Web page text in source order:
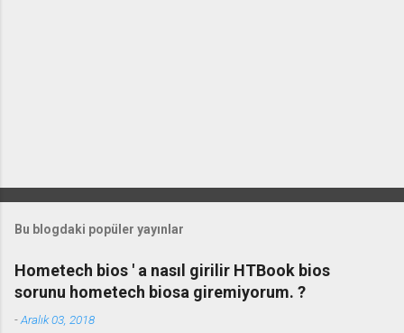
Bu blogdaki popüler yayınlar
Hometech bios ' a nasıl girilir HTBook bios
sorunu hometech biosa giremiyorum. ?
-Aralık 03, 2018